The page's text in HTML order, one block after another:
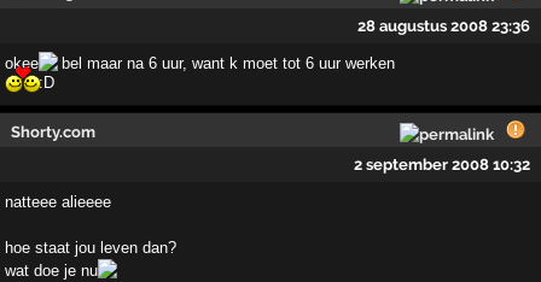
28 augustus 2008 23:36
okee bel maar na 6 uur, want k moet tot 6 uur werken
Shorty.com
2 september 2008 10:32
natteee alieeee
hoe staat jou leven dan?
wat doe je nu